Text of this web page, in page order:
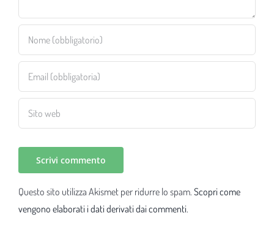
Questo sito utilizza Akismet per ridurre lo spam. Scopri come
vengono elaborati i dati derivati dai commenti.